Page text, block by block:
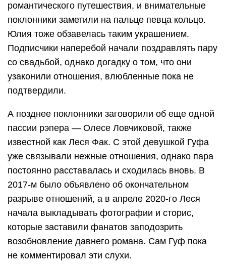
романтического путешествия, и внимательные
поклонники заметили на пальце певца кольцо.
Юлия тоже обзавелась таким украшением.
Подписчики наперебой начали поздравлять пару
со свадьбой, однако догадку о том, что они
узаконили отношения, влюбленные пока не
подтвердили.
А позднее поклонники заговорили об еще одной
пассии рэпера — Олесе Ловчиковой, также
известной как Леся Фак. С этой девушкой Гуфа
уже связывали нежные отношения, однако пара
постоянно расставалась и сходилась вновь. В
2017-м было объявлено об окончательном
разрыве отношений, а в апреле 2020-го Леся
начала выкладывать фотографии и сторис,
которые заставили фанатов заподозрить
возобновление давнего романа. Сам Гуф пока
не комментировал эти слухи.